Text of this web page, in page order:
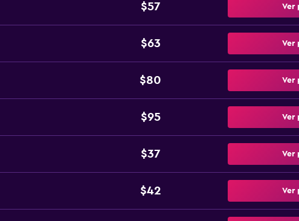
$57 Ver
$63 Ver
$80 Ver
$95 Ver
$37 Ver
$42 Ver